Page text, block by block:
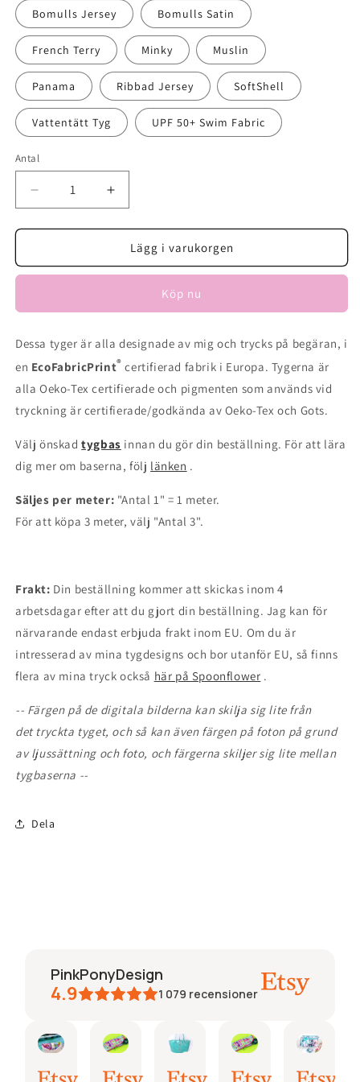
Bomulls Jersey Bomulls Satin
French Terry Minky Muslin
Panama Ribbad Jersey SoftShell
Vattentätt Tyg UPF 50+ Swim Fabric
Antal
Minska
antal
för
Toss
Öka
antal
för
Tulip
Toss
Lägg i varukorgen
Köp nu
Dessa tyger är alla designade av mig och trycks på begäran, i
en EcoFabricPrint® certifierad fabrik i Europa. Tygerna är
alla Oeko-Tex certifierade och pigmenten som används vid
tryckning är certifierade/godkända av Oeko-Tex och Gots.
Välj önskadtygbas innan du gör din beställning. För att lära
dig mer om baserna, följ länken .
Säljes per meter: "Antal 1" = 1 meter.
För att köpa 3 meter, välj "Antal 3".
Frakt: Din beställning kommer att skickas inom 4
arbetsdagar efter att du gjort din beställning. Jag kan för
närvarande endast erbjuda frakt inom EU. Om du är
intresserad av mina tygdesigns och bor utanför EU, så finns
flera av mina tryck också här på Spoonflower .
-- Färgen på de digitala bilderna kan skilja sig lite från
det tryckta tyget, och så kan även färgen på foton på grund
av ljussättning och foto, och färgerna skiljer sig lite mellan
tygbaserna --
Dela
PinkPonyDesign
4.9 1 079 recensioner
Jul
Jul
Jul
Jul
Jun